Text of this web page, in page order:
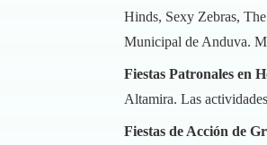
Hinds, Sexy Zebras,
Municipal de Anduva.
Fiestas Patronales en
Altamira. Las
Fiestas de Acción de